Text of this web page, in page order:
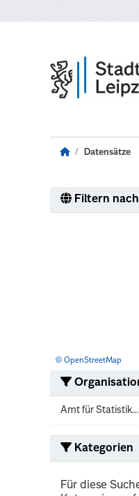
Datensätze
Filtern
© OpenStreetMap
Amt für Statistik...
Kategorien
Für diese